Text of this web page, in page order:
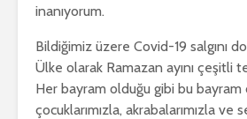
inanıyorum.
Bildiğimiz üzere Covid-19 salgını
Ülke olarak Ramazan ayını çeşitli
Her bayram olduğu gibi bu bayram
çocuklarımızla, akrabalarımızla ve